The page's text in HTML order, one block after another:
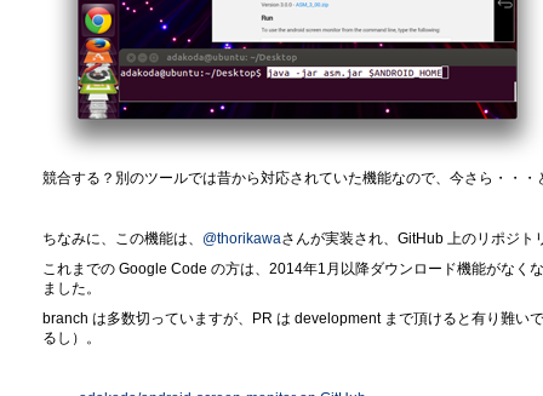
競合する？別のツールでは昔から対応されていた機能なので、今さら・・
ちなみに、この機能は、 @thorikawaさんが実装され、GitHub 上のリポジ
これまでの Google Code の方は、2014年1月以降ダウンロード機能がなく
ました。
branch は多数切っていますが、PR は development まで頂けると有り難い
るし）。